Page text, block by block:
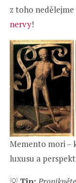
z toho
nervy!
Memento mori –
luxusu a